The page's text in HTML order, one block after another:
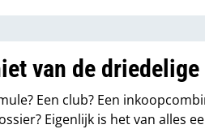
van de driedelige
Een club? Een
Eigenlijk is het van alles